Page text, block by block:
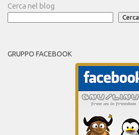
Cerca nel blog
Cerca
GRUPPO FACEBOOK